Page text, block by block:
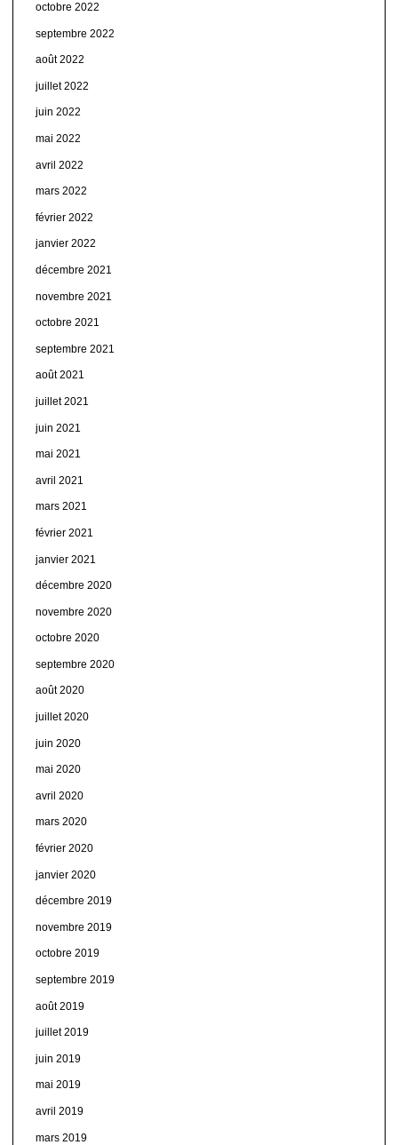
octobre 2022
septembre 2022
août 2022
juillet 2022
juin 2022
mai 2022
avril 2022
mars 2022
février 2022
janvier 2022
décembre 2021
novembre 2021
octobre 2021
septembre 2021
août 2021
juillet 2021
juin 2021
mai 2021
avril 2021
mars 2021
février 2021
janvier 2021
décembre 2020
novembre 2020
octobre 2020
septembre 2020
août 2020
juillet 2020
juin 2020
mai 2020
avril 2020
mars 2020
février 2020
janvier 2020
décembre 2019
novembre 2019
octobre 2019
septembre 2019
août 2019
juillet 2019
juin 2019
mai 2019
avril 2019
mars 2019